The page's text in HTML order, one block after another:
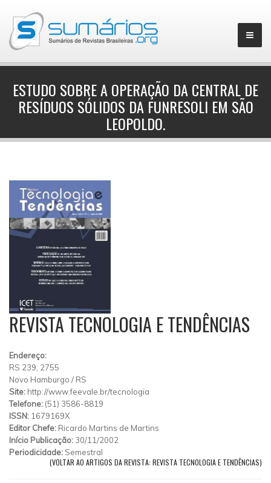
▼
ESTUDO SOBRE A OPERAÇÃO DA CENTRAL DE
RESÍDUOS SÓLIDOS DA FUNRESOLI EM SÃO
LEOPOLDO.
REVISTA TECNOLOGIA E TENDÊNCIAS
Endereço:
RS 239, 2755
Novo Hamburgo / RS
Site: http://www.feevale.br/tecnologia
Telefone: (51) 3586-8819
ISSN: 1679169X
Editor Chefe: Ricardo Martins de Martins
Início Publicação: 30/11/2002
Periodicidade: Semestral
(VOLTAR AO ARTIGOS DA REVISTA: REVISTA TECNOLOGIA E TENDÊNCIAS)